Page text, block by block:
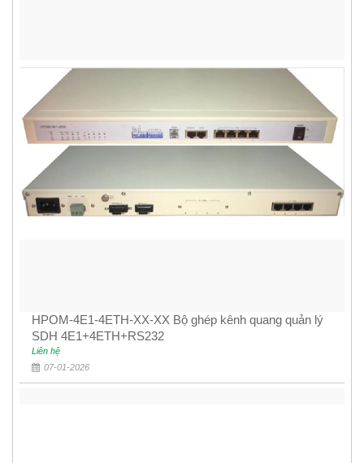
HPOM-4E1-4ETH-XX-XX Bộ ghép kênh quang quản lý
SDH 4E1+4ETH+RS232
Liên hệ
07-01-2026